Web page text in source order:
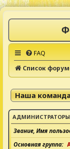
FAQ
Список
Наша
АДМИНИСТРАТОРЫ
Звание, Имя
Основная группа